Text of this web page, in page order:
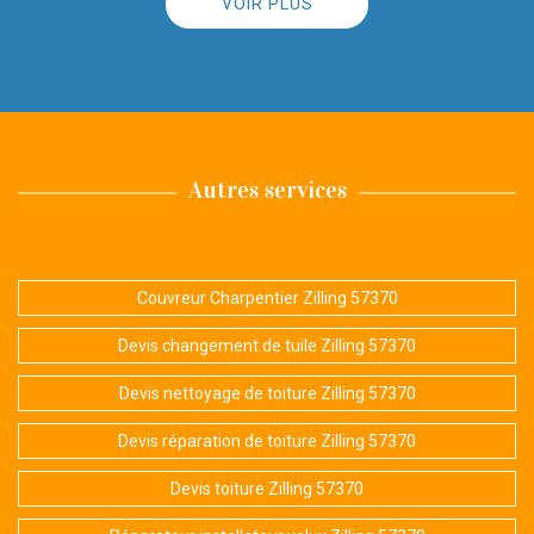
VOIR PLUS
Autres services
Couvreur Charpentier Zilling 57370
Devis changement de tuile Zilling 57370
Devis nettoyage de toiture Zilling 57370
Devis réparation de toiture Zilling 57370
Devis toiture Zilling 57370